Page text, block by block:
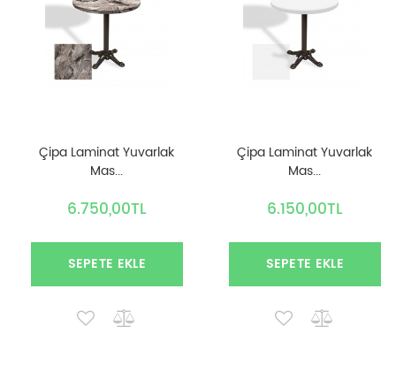
Çipa Laminat Yuvarlak
Mas...
6.750,00TL
SEPETE EKLE
Çipa Laminat Yuvarlak
Mas...
6.150,00TL
SEPETE EKLE